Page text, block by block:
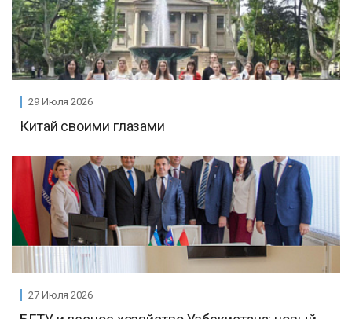
29 Июля 2026
Китай своими глазами
27 Июля 2026